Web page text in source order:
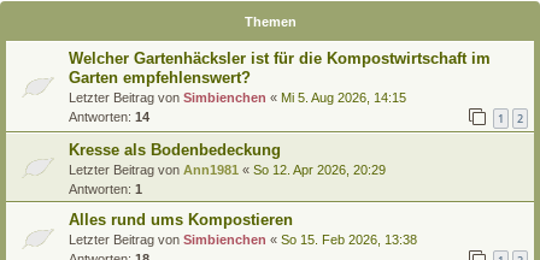
Themen
Welcher Gartenhäcksler ist für die Kompostwirtschaft im
Garten empfehlenswert?
Letzter Beitrag von Simbienchen « Mi 5. Aug 2026, 14:15
Antworten: 14 1 2
Kresse als Bodenbedeckung
Letzter Beitrag von Ann1981 « So 12. Apr 2026, 20:29
Antworten: 1
Alles rund ums Kompostieren
Letzter Beitrag von Simbienchen « So 15. Feb 2026, 13:38